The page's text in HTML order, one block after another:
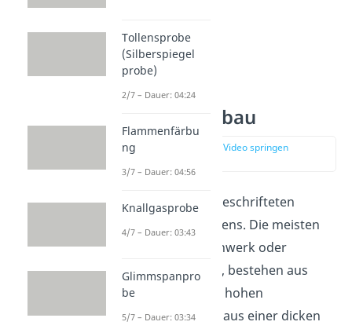
Hochofen Aufbau
zur Stelle im Video springen
Hier findest du den beschrifteten
Aufbau eines Hochofens. Die meisten
Hochöfen
, auch Eisenwerk oder
Hüttenwerk genannt, bestehen aus
einem über 30 Meter hohen
Stahlmantel. Sie sind aus einer dicken
Tollensprobe
(Silberspiegel
probe)
2/7 – Dauer: 04:24
Flammenfärbu
ng
3/7 – Dauer: 04:56
Knallgasprobe
4/7 – Dauer: 03:43
Glimmspanpro
be
5/7 – Dauer: 03:34